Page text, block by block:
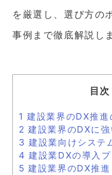
を厳選し、選び方の
事例まで徹底解説し
目次
1 建設業界のDX推進
2 建設業界のDXに
3 建設業向けシステ
4 建設業DXの導入
5 建設業界のDX推